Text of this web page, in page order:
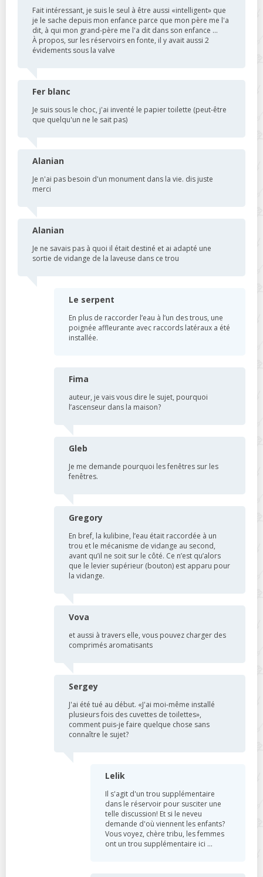
Fait intéressant, je suis le seul à être aussi «intelligent» que
je le sache depuis mon enfance parce que mon père me l'a
dit, à qui mon grand-père me l'a dit dans son enfance ...
À propos, sur les réservoirs en fonte, il y avait aussi 2
évidements sous la valve
Fer blanc
Je suis sous le choc, j'ai inventé le papier toilette (peut-être
que quelqu'un ne le sait pas)
Alanian
Je n'ai pas besoin d'un monument dans la vie. dis juste
merci
Alanian
Je ne savais pas à quoi il était destiné et ai adapté une
sortie de vidange de la laveuse dans ce trou
Le serpent
En plus de raccorder l’eau à l’un des trous, une
poignée affleurante avec raccords latéraux a été
installée.
Fima
auteur, je vais vous dire le sujet, pourquoi
l’ascenseur dans la maison?
Gleb
Je me demande pourquoi les fenêtres sur les
fenêtres.
Gregory
En bref, la kulibine, l’eau était raccordée à un
trou et le mécanisme de vidange au second,
avant qu’il ne soit sur le côté. Ce n’est qu’alors
que le levier supérieur (bouton) est apparu pour
la vidange.
Vova
et aussi à travers elle, vous pouvez charger des
comprimés aromatisants
Sergey
J'ai été tué au début. «J'ai moi-même installé
plusieurs fois des cuvettes de toilettes»,
comment puis-je faire quelque chose sans
connaître le sujet?
Lelik
Il s'agit d'un trou supplémentaire
dans le réservoir pour susciter une
telle discussion! Et si le neveu
demande d'où viennent les enfants?
Vous voyez, chère tribu, les femmes
ont un trou supplémentaire ici ...